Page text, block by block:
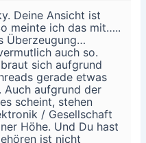
Deine Ansicht ist
meinte ich das mit…..
Überzeugung…
auch so.
sich aufgrund
gerade etwas
Auch aufgrund der
scheint, stehen
/ Gesellschaft
Höhe. Und Du hast
ist nicht